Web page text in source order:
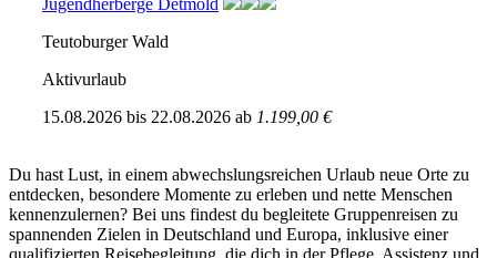
Teutoburger Wald
Aktivurlaub
15.08.2026 bis 22.08.2026 ab 1.199,00 €
Du hast Lust, in einem abwechslungsreichen Urlaub neue Orte zu
entdecken, besondere Momente zu erleben und nette Menschen
kennenzulernen? Bei uns findest du begleitete Gruppenreisen zu
spannenden Zielen in Deutschland und Europa, inklusive einer
qualifizierten Reisebegleitung, die dich in der Pflege, Assistenz und